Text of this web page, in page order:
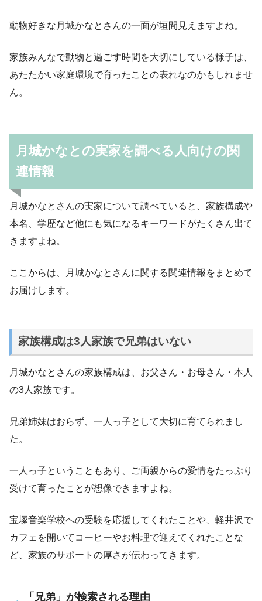
動物好きな月城かなとさんの一面が垣間見えますよね。
家族みんなで動物と過ごす時間を大切にしている様子は、
あたたかい家庭環境で育ったことの表れなのかもしれませ
ん。
月城かなとの実家を調べる人向けの関
連情報
月城かなとさんの実家について調べていると、家族構成や
本名、学歴など他にも気になるキーワードがたくさん出て
きますよね。
ここからは、月城かなとさんに関する関連情報をまとめて
お届けします。
家族構成は3人家族で兄弟はいない
月城かなとさんの家族構成は、お父さん・お母さん・本人
の3人家族です。
兄弟姉妹はおらず、一人っ子として大切に育てられまし
た。
一人っ子ということもあり、ご両親からの愛情をたっぷり
受けて育ったことが想像できますよね。
宝塚音楽学校への受験を応援してくれたことや、軽井沢で
カフェを開いてコーヒーやお料理で迎えてくれたことな
ど、家族のサポートの厚さが伝わってきます。
「兄弟」が検索される理由